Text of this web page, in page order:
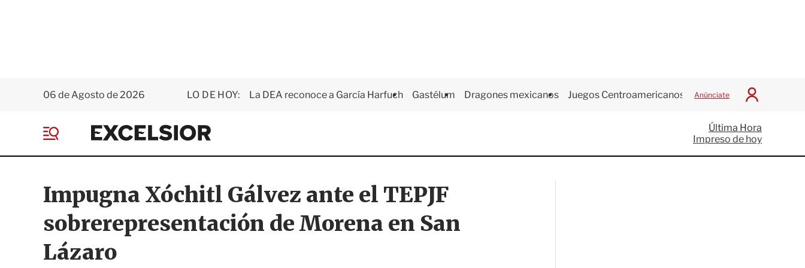
06 de Agosto de 2026 LO DE HOY: La DEA reconoce a García Harfuch Gastélum Dragones mexicanos Juegos Centroamericanos Anúnciate
I
c
i
a
E
x
e
i
o
r
e
Última Hora
Impreso de hoy
Impugna Xóchitl Gálvez ante el TEPJF
sobrerepresentación de Morena en San
Lázaro